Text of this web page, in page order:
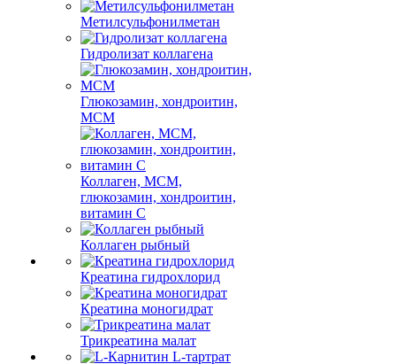
Метилсульфонилметан
Гидролизат коллагена
Глюкозамин, хондроитин,
МСМ
Коллаген, МСМ,
глюкозамин, хондроитин,
витамин С
Коллаген рыбный
Креатина гидрохлорид
Креатина моногидрат
Трикреатина малат